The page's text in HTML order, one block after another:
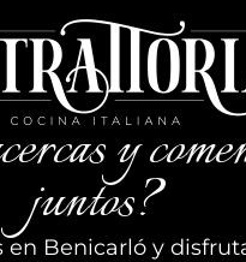
y
juntos?
en Benicarló y